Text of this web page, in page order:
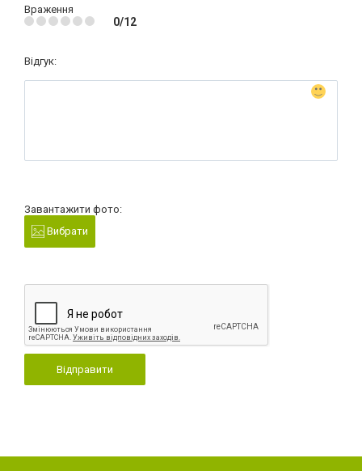
Враження
0/12
Відгук:
Завантажити фото:
Вибрати
Відправити